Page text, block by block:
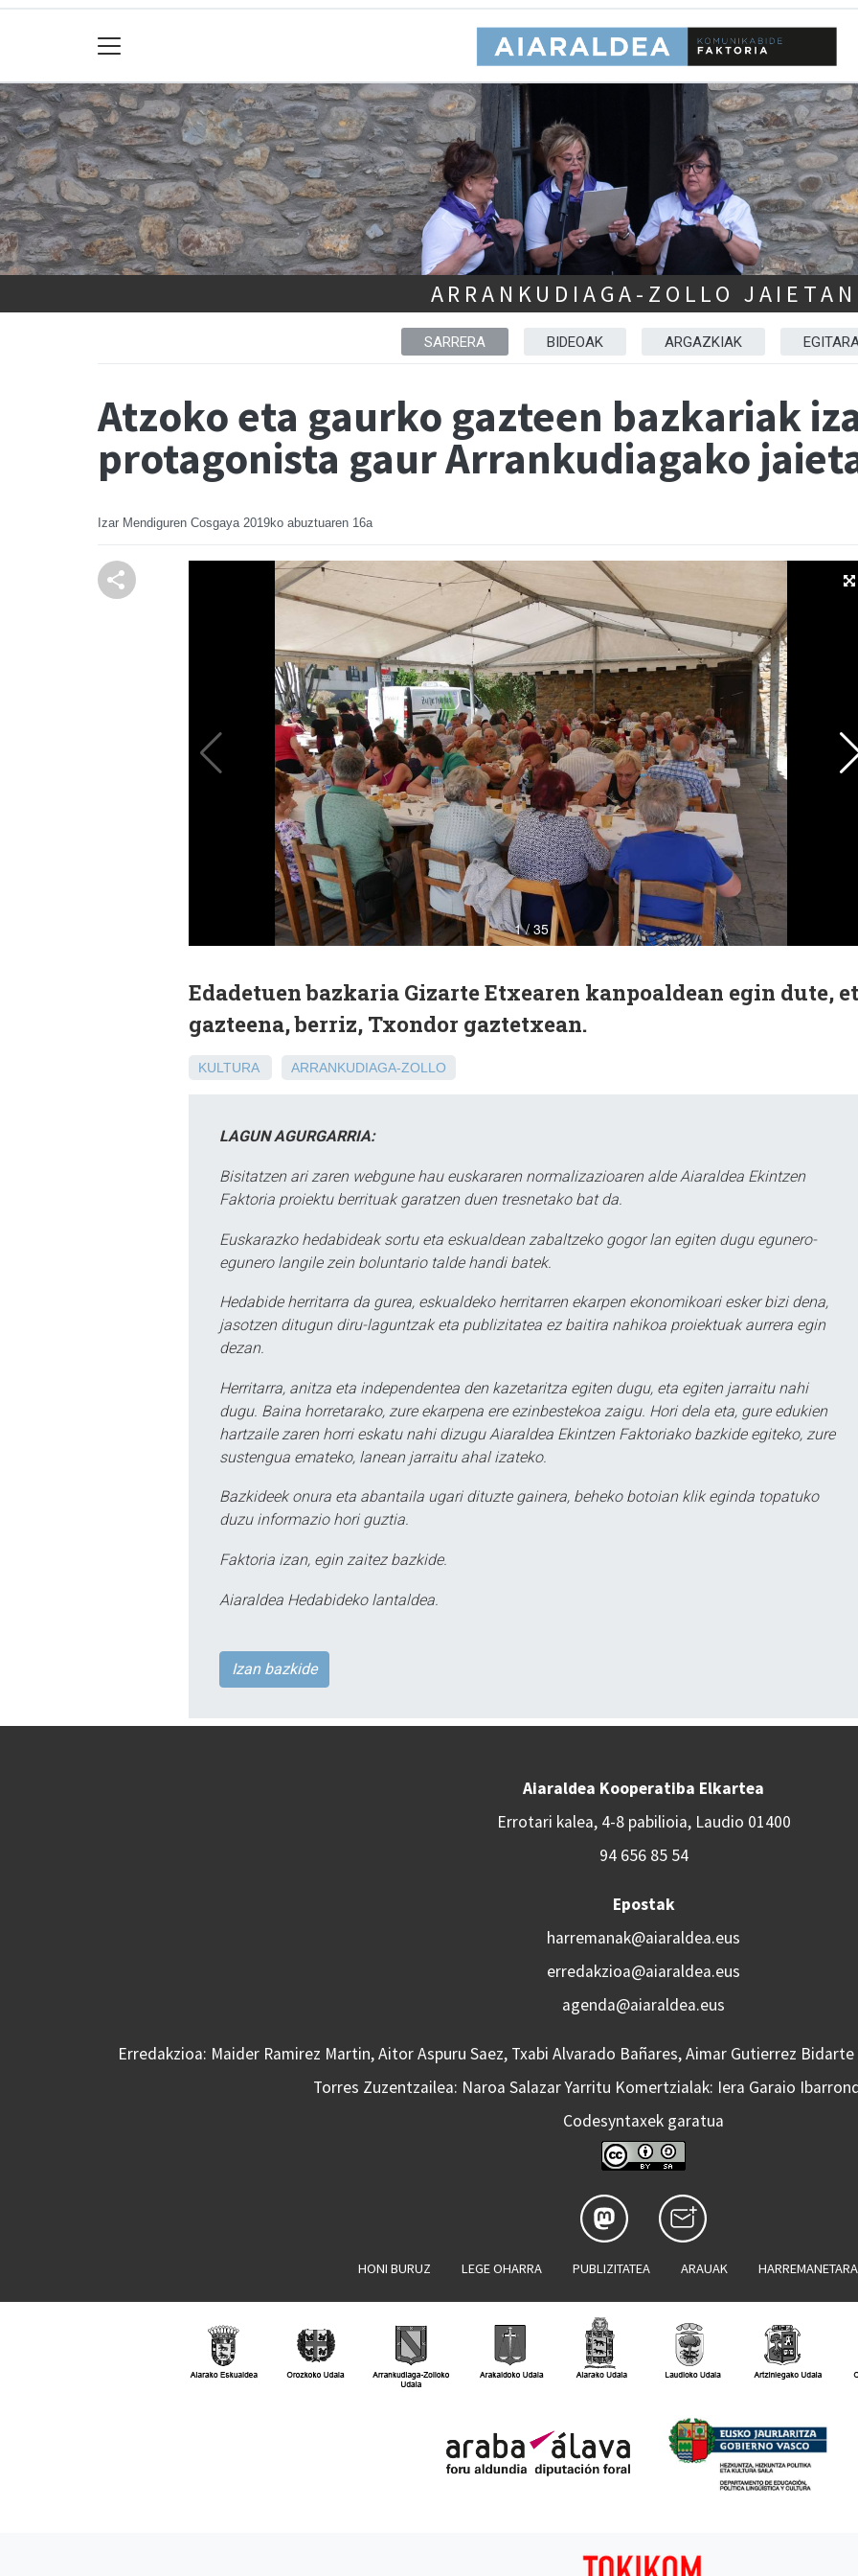
ARRANKUDIAGA-ZOLLO JAIETAN
SARRERA BIDEOAK ARGAZKIAK
Atzoko eta gaurko gazteen bazkariak
protagonista gaur Arrankudiagako
Izar Mendiguren Cosgaya 2019ko abuztuaren 16a
Edadetuen bazkaria Gizarte Etxearen kanpoaldean egin dute,
gazteena, berriz, Txondor gaztetxean.
KULTURA ARRANKUDIAGA-ZOLLO
LAGUN AGURGARRIA:
Bisitatzen ari zaren webgune hau euskararen normalizazioaren alde Aiaraldea Ekintzen
Faktoria proiektu berrituak garatzen duen tresnetako bat da.
Euskarazko hedabideak sortu eta eskualdean zabaltzeko gogor lan egiten dugu egunero-
egunero langile zein boluntario talde handi batek.
Hedabide herritarra da gurea, eskualdeko herritarren ekarpen ekonomikoari esker bizi dena,
jasotzen ditugun diru-laguntzak eta publizitatea ez baitira nahikoa proiektuak aurrera egin
dezan.
Herritarra, anitza eta independentea den kazetaritza egiten dugu, eta egiten jarraitu nahi
dugu. Baina horretarako, zure ekarpena ere ezinbestekoa zaigu. Hori dela eta, gure edukien
hartzaile zaren horri eskatu nahi dizugu Aiaraldea Ekintzen Faktoriako bazkide egiteko, zure
sustengua emateko, lanean jarraitu ahal izateko.
Bazkideek onura eta abantaila ugari dituzte gainera, beheko botoian klik eginda topatuko
duzu informazio hori guztia.
Faktoria izan, egin zaitez bazkide.
Aiaraldea Hedabideko lantaldea.
Izan bazkide
Aiaraldea Kooperatiba Elkartea
Errotari kalea, 4-8 pabilioia, Laudio 01400
94 656 85 54
Epostak
harremanak@aiaraldea.eus
erredakzioa@aiaraldea.eus
agenda@aiaraldea.eus
Erredakzioa: Maider Ramirez Martin, Aitor Aspuru Saez, Txabi Alvarado Bañares, Aimar Gutierrez
Torres Zuzentzailea: Naroa Salazar Yarritu Komertzialak: Iera Garaio
Codesyntaxek garatua
HONI BURUZ LEGE OHARRA PUBLIZITATEA ARAUAK